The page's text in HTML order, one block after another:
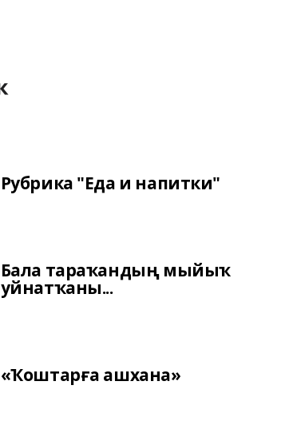
Рубрика "Еда и напитки"
Бала тараҡандың мыйыҡ
уйнатҡаны...
«Ҡоштарға ашхана»